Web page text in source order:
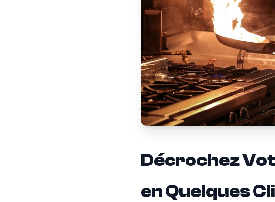
Décrochez
en Quelques